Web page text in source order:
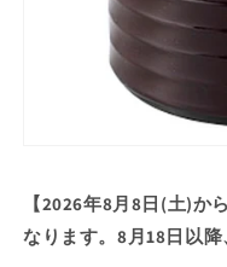
ダ
ル
で
【2026年8月8日(土)か
なります。8月18日以降